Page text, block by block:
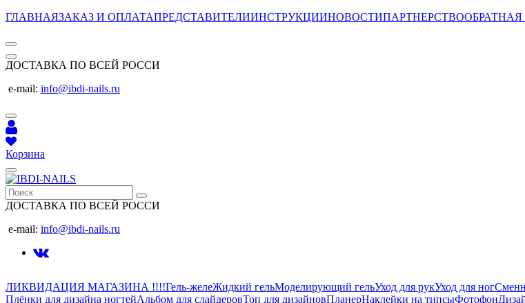
ГЛАВНАЯЗАКАЗ И ОПЛАТАПРЕДСТАВИТЕЛИИНСТРУКЦИИНОВОСТИПАРТНЕРСТВООБРАТНАЯ
ДОСТАВКА ПО ВСЕЙ РОССИ
e-mail: info@ibdi-nails.ru
Корзина
ДОСТАВКА ПО ВСЕЙ РОССИ
e-mail: info@ibdi-nails.ru
ЛИКВИДАЦИЯ МАГАЗИНА !!!!Гель-желеЖидкий гельМоделирующий гельУход для рукУход для ног
Плёнки для дизайна ногтейАльбом для слайдеровТоп для дизайновПланерНаклейки на типсыФотофон